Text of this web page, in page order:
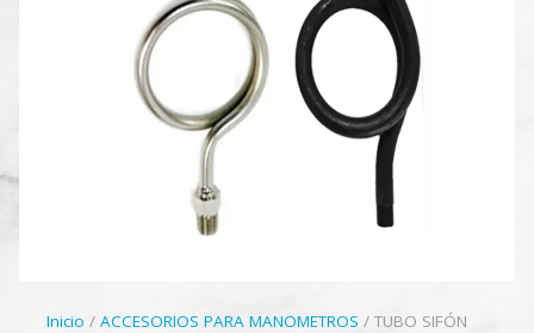
Inicio / ACCESORIOS PARA MANOMETROS / TUBO SIFÓN